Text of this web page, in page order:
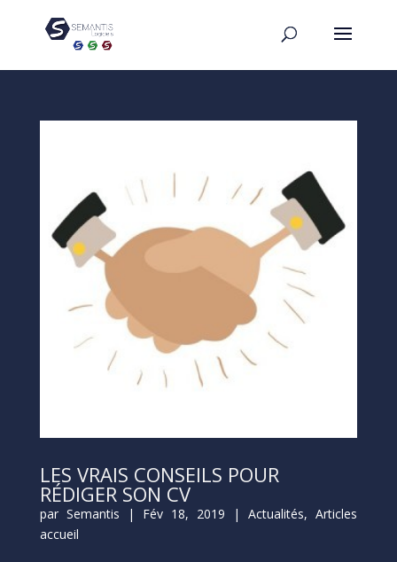
LES VRAIS CONSEILS POUR
RÉDIGER SON CV
par Semantis | Fév 18, 2019 |Actualités,Articles
accueil